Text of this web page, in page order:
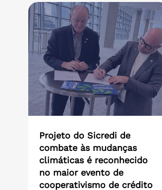
Projeto do Sicredi de
combate às mudanças
climáticas é reconhecido
no maior evento de
cooperativismo de crédito